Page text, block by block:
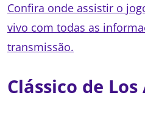
Confira onde assistir o
vivo com todas as
transmissão.
Clássico de Los